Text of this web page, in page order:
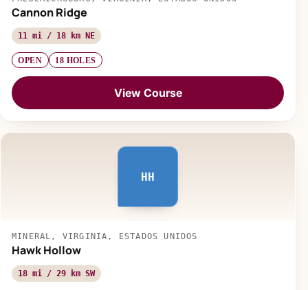
Cannon Ridge
11 mi / 18 km NE
OPEN 18 HOLES
View Course
HH
MINERAL, VIRGINIA, ESTADOS UNIDOS
Hawk Hollow
18 mi / 29 km SW